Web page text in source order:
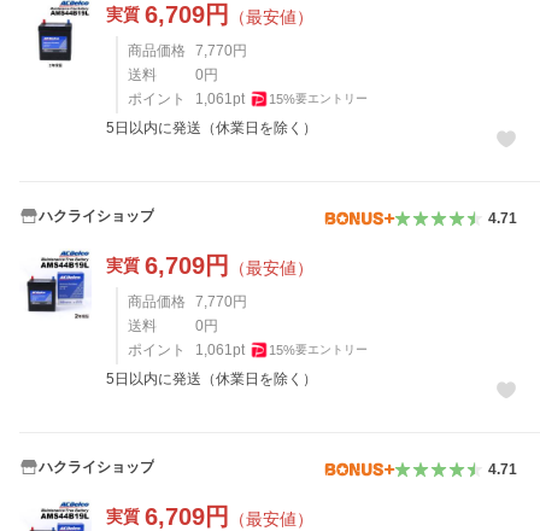
実質 6,709円 （最安値）
商品価格 7,770 円
送料
0 円
ポイント
1,061pt 15%要エントリー
5日以内に発送（休業日を除く）
ハクライショップ 4.71
実質 6,709円 （最安値）
商品価格 7,770 円
送料
0 円
ポイント
1,061pt 15%要エントリー
5日以内に発送（休業日を除く）
ハクライショップ 4.71
実質 6,709円 （最安値）